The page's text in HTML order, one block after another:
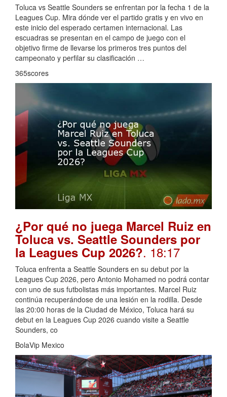
Toluca vs Seattle Sounders se enfrentan por la fecha 1 de la
Leagues Cup. Mira dónde ver el partido gratis y en vivo en
este inicio del esperado certamen internacional. Las
escuadras se presentan en el campo de juego con el
objetivo firme de llevarse los primeros tres puntos del
campeonato y perfilar su clasificación …
365scores
¿Por qué no juega Marcel Ruiz en
Toluca vs. Seattle Sounders por
la Leagues Cup 2026?. 18:17
Toluca enfrenta a Seattle Sounders en su debut por la
Leagues Cup 2026, pero Antonio Mohamed no podrá contar
con uno de sus futbolistas más importantes. Marcel Ruiz
continúa recuperándose de una lesión en la rodilla. Desde
las 20:00 horas de la Ciudad de México, Toluca hará su
debut en la Leagues Cup 2026 cuando visite a Seattle
Sounders, co
BolaVip Mexico